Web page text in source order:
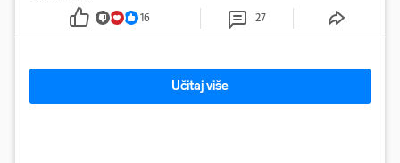
16 27
Učitaj više